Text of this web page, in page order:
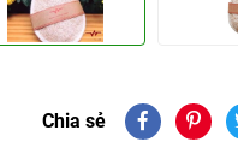
Chia sẻ